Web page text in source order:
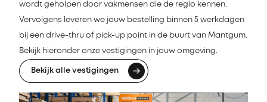
wordt geholpen door vakmensen die de regio kennen.
Vervolgens leveren we jouw bestelling binnen 5 werkdagen
bij een drive-thru of pick-up point in de buurt van Mantgum.
Bekijk hieronder onze vestigingen in jouw omgeving.
Bekijk alle vestigingen